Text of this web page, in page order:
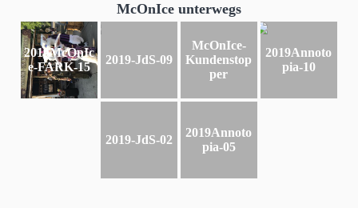
McOnIce unterwegs
2019McOnIc
e-FARK-15
2019-JdS-09
McOnIce-
Kundenstop
per
2019Annoto
pia-10
2019-JdS-02
2019Annoto
pia-05